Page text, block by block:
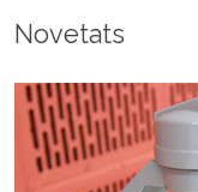
Novetats